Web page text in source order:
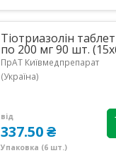
Тіотриазолін
по 200 мг 90 шт.
ПрАТ Київмедпрепарат
(Україна)
від
337.50 ₴
Упаковка (6 шт.)